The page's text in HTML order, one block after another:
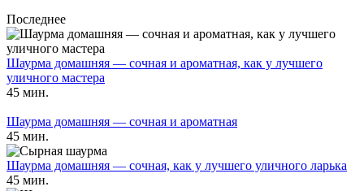
Последнее
Шаурма домашняя — сочная и ароматная, как у лучшего
уличного мастера
45 мин.
Шаурма домашняя — сочная и ароматная
45 мин.
Шаурма домашняя — сочная, как у лучшего уличного ларька
45 мин.